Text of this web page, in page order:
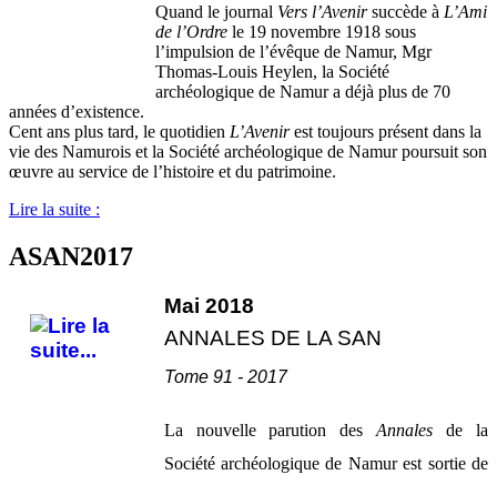
Quand le journal Vers l’Avenirsuccède à L’Ami
de l’Ordrele 19 novembre 1918 sous
l’impulsion de l’évêque de Namur, Mgr
Thomas-Louis Heylen, la Société
archéologique de Namur a déjà plus de 70
années d’existence.
Cent ans plus tard, le quotidien L’Avenirest toujours présent dans la
vie des Namurois et la Société archéologique de Namur poursuit son
œuvre au service de l’histoire et du patrimoine.
Lire la suite :
ASAN2017
Mai 2018
ANNALES DE LA SAN
Tome 91 - 2017
La nouvelle parution desAnnales de la
Société archéologique de Namur est sortie de